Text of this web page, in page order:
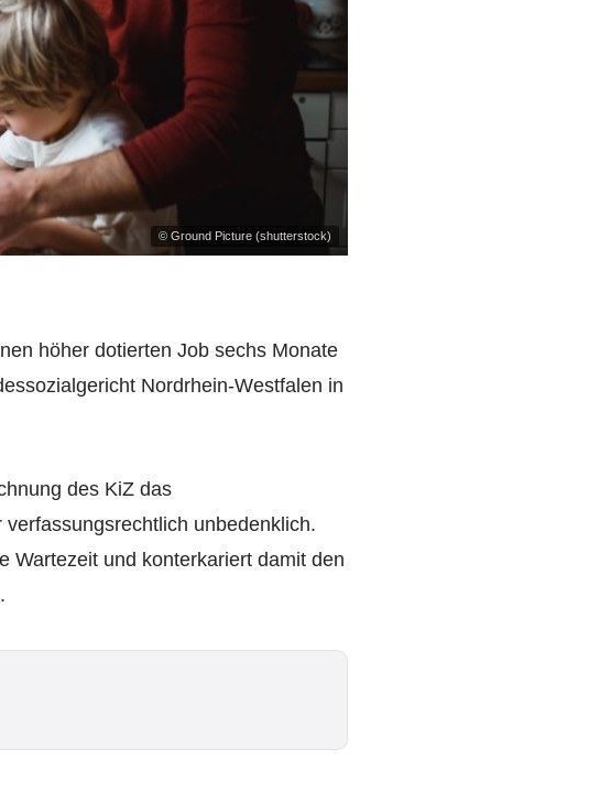
© Ground Picture (shutterstock)
höher dotierten Job sechs Monate
Nordrhein-Westfalen in
des KiZ das
unbedenklich.
Wartezeit und konterkariert damit den
.